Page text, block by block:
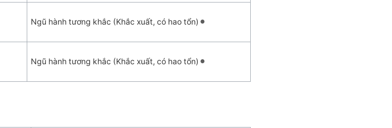
Ngũ hành tương khắc (Khắc xuất, có hao tổn)
Ngũ hành tương khắc (Khắc xuất, có hao tổn)